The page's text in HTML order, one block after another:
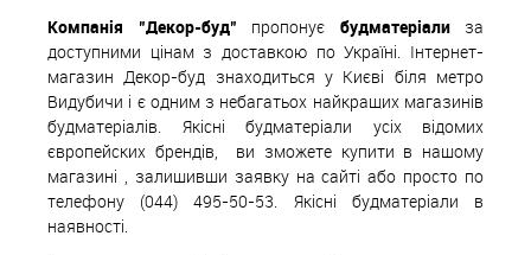
Компанія "Декор-буд" пропонує будматеріализа
доступними цінам з доставкою по Україні. Інтернет-
магазин Декор-буд знаходиться у Києві біля метро
Видубичи і є одним з небагатьох найкращих магазинів
будматеріалів. Якісні будматеріали усіх відомих
європейских брендів, ви зможете купити в нашому
магазині , залишивши заявку на сайті або просто по
телефону (044) 495-50-53. Якісні будматеріали в
наявності.